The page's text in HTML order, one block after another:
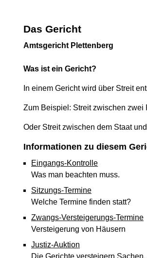
Das Gericht
Amtsgericht Plettenberg
Was ist ein Gericht?
In einem Gericht wird über Streit
Zum Beispiel: Streit zwischen zwei
Oder Streit zwischen dem Staat
Informationen zu diesem
Eingangs-Kontrolle
Was man beachten muss.
Sitzungs-Termine
Welche Termine finden statt?
Zwangs-Versteigerungs-Termine
Versteigerung von Häusern
Justiz-Auktion
Die Gerichte versteigern Sachen.